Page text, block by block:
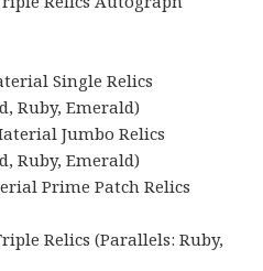
Single Relics
Ruby, Emerald)
Jumbo Relics
Ruby, Emerald)
Prime Patch Relics
Relics (Parallels: Ruby,